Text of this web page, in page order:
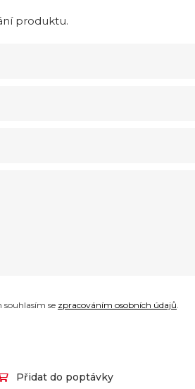
produktu.
souhlasím se zpracováním osobních údajů.
Přidat do poptávky